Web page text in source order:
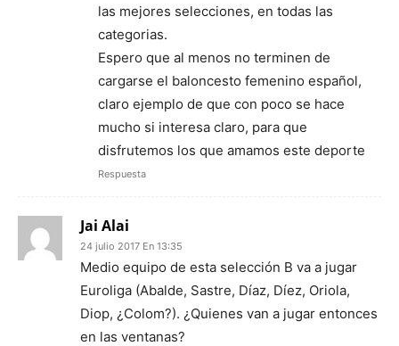
las mejores selecciones, en todas las
categorias.
Espero que al menos no terminen de
cargarse el baloncesto femenino español,
claro ejemplo de que con poco se hace
mucho si interesa claro, para que
disfrutemos los que amamos este deporte
Respuesta
Jai Alai
24 julio 2017 En 13:35
Medio equipo de esta selección B va a jugar
Euroliga (Abalde, Sastre, Díaz, Díez, Oriola,
Diop, ¿Colom?). ¿Quienes van a jugar entonces
en las ventanas?